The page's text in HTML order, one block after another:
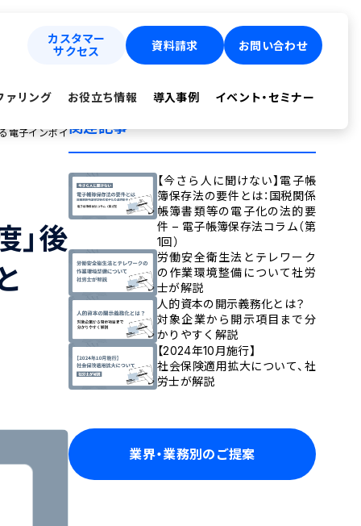
ァリング お役立ち情報 導入事例 イベント・セミナー
カスタマー
サクセス
資料請求 お問い合わせ
電子インボイ
」後
関連記事
【今さら人に聞けない】電子帳
簿保存法の要件とは：国税関係
帳簿書類等の電子化の法的要
件 – 電子帳簿保存法コラム（第
1回）
労働安全衛生法とテレワーク
の作業環境整備について社労
士が解説
人的資本の開示義務化とは？
対象企業から開示項目まで分
かりやすく解説
【2024年10月施行】
社会保険適用拡大について、社
労士が解説
業界・業務別のご提案